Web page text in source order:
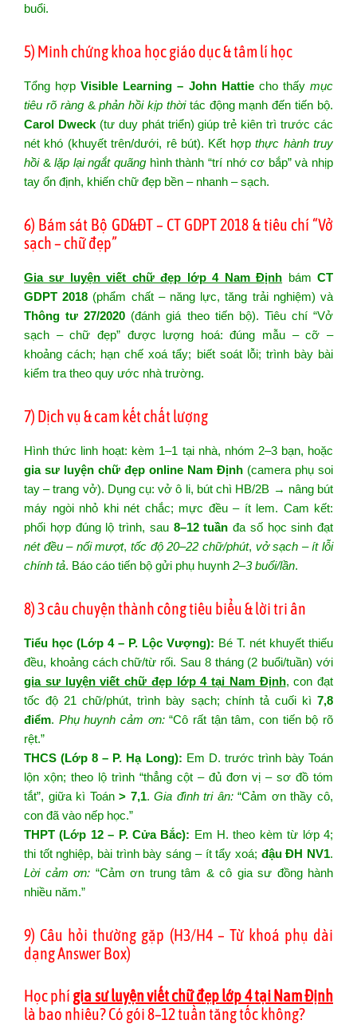
buổi.
5) Minh chứng khoa học giáo dục & tâm lí học
Tổng hợpVisible Learning – John Hattiecho thấymục
tiêu rõ ràng&phản hồi kịp thờitác động mạnh đến tiến bộ.
Carol Dweck(tư duy phát triển) giúp trẻ kiên trì trước các
nét khó (khuyết trên/dưới, rê bút). Kết hợpthực hành truy
hồi&lặp lại ngắt quãng hình thành “trí nhớ cơ bắp” và nhịp
tay ổn định, khiến chữ đẹp bền – nhanh – sạch.
6) Bám sát Bộ GD&ĐT – CT GDPT 2018 & tiêu chí “Vở
sạch – chữ đẹp”
Gia sư luyện viết chữ đẹp lớp 4 Nam Định bámCT
GDPT 2018 (phẩm chất – năng lực, tăng trải nghiệm) và
Thông tư 27/2020 (đánh giá theo tiến bộ). Tiêu chí “Vở
sạch – chữ đẹp” được lượng hoá: đúng mẫu – cỡ –
khoảng cách; hạn chế xoá tẩy; biết soát lỗi; trình bày bài
kiểm tra theo quy ước nhà trường.
7) Dịch vụ & cam kết chất lượng
Hình thức linh hoạt: kèm 1–1 tại nhà, nhóm 2–3 bạn, hoặc
gia sư luyện chữ đẹp online Nam Định (camera phụ soi
tay – trang vở). Dụng cụ: vở ô li, bút chì HB/2B → nâng bút
máy ngòi nhỏ khi nét chắc; mực đều – ít lem. Cam kết:
phối hợp đúng lộ trình, sau 8–12 tuần đa số học sinh đạt
nét đều – nối mượt,tốc độ 20–22 chữ/phút, vở sạch – ít lỗi
chính tả. Báo cáo tiến bộ gửi phụ huynh 2–3 buổi/lần.
8) 3 câu chuyện thành công tiêu biểu & lời tri ân
Tiểu học (Lớp 4 – P. Lộc Vượng): Bé T. nét khuyết thiếu
đều, khoảng cách chữ/từ rối. Sau 8 tháng (2 buổi/tuần) với
gia sư luyện viết chữ đẹp lớp 4 tại Nam Định, con đạt
tốc độ 21 chữ/phút, trình bày sạch; chính tả cuối kì 7,8
điểm. Phụ huynh cảm ơn:“Cô rất tận tâm, con tiến bộ rõ
rệt.”
THCS (Lớp 8 – P. Hạ Long): Em D. trước trình bày Toán
lộn xộn; theo lộ trình “thẳng cột – đủ đơn vị – sơ đồ tóm
tắt”, giữa kì Toán> 7,1.Gia đình tri ân:“Cảm ơn thầy cô,
con đã vào nếp học.”
THPT (Lớp 12 – P. Cửa Bắc): Em H. theo kèm từ lớp 4;
thi tốt nghiệp, bài trình bày sáng – ít tẩy xoá; đậu ĐH NV1.
Lời cảm ơn: “Cảm ơn trung tâm & cô gia sư đồng hành
nhiều năm.”
9) Câu hỏi thường gặp (H3/H4 – Từ khoá phụ dài
dạng Answer Box)
Học phígia sư luyện viết chữ đẹp lớp 4 tại Nam Định
là bao nhiêu? Có gói 8–12 tuần tăng tốc không?